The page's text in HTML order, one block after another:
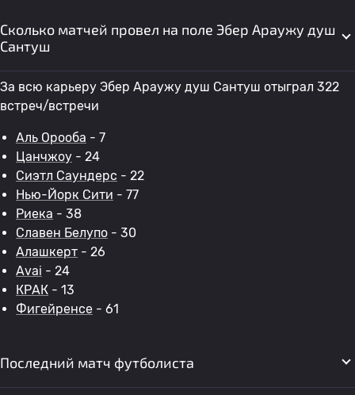
Сколько матчей провел на поле Эбер Араужу душ
Сантуш
За всю карьеру Эбер Араужу душ Сантуш отыграл 322
встреч/встречи
Аль Орооба - 7
Цанчжоу - 24
Сиэтл Саундерс - 22
Нью-Йорк Сити - 77
Риека - 38
Славен Белупо - 30
Алашкерт - 26
Avai - 24
КРАК - 13
Фигейренсе - 61
Последний матч футболиста